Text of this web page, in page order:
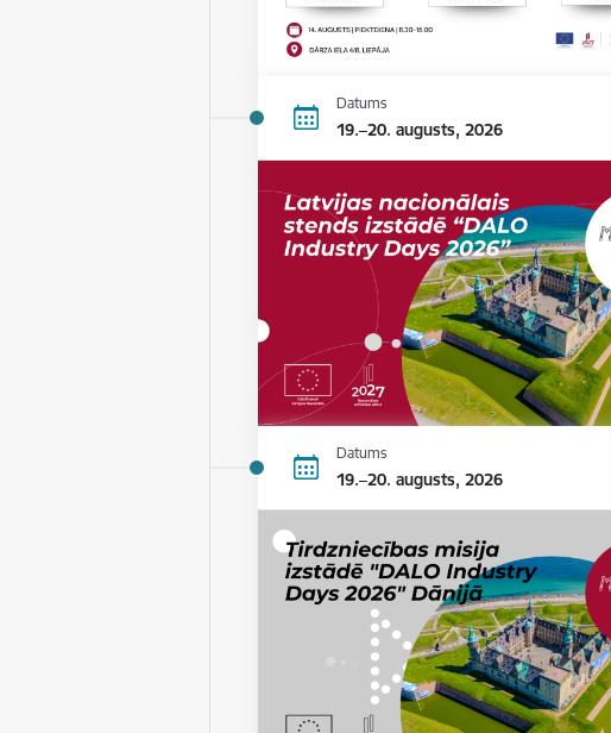
Datums
19.–20. augusts, 2026
Datums
19.–20. augusts, 2026